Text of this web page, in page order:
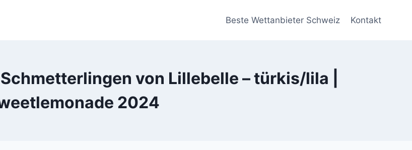
Beste Wettanbieter Schweiz Kontakt
von Lillebelle – türkis/lila |
2024